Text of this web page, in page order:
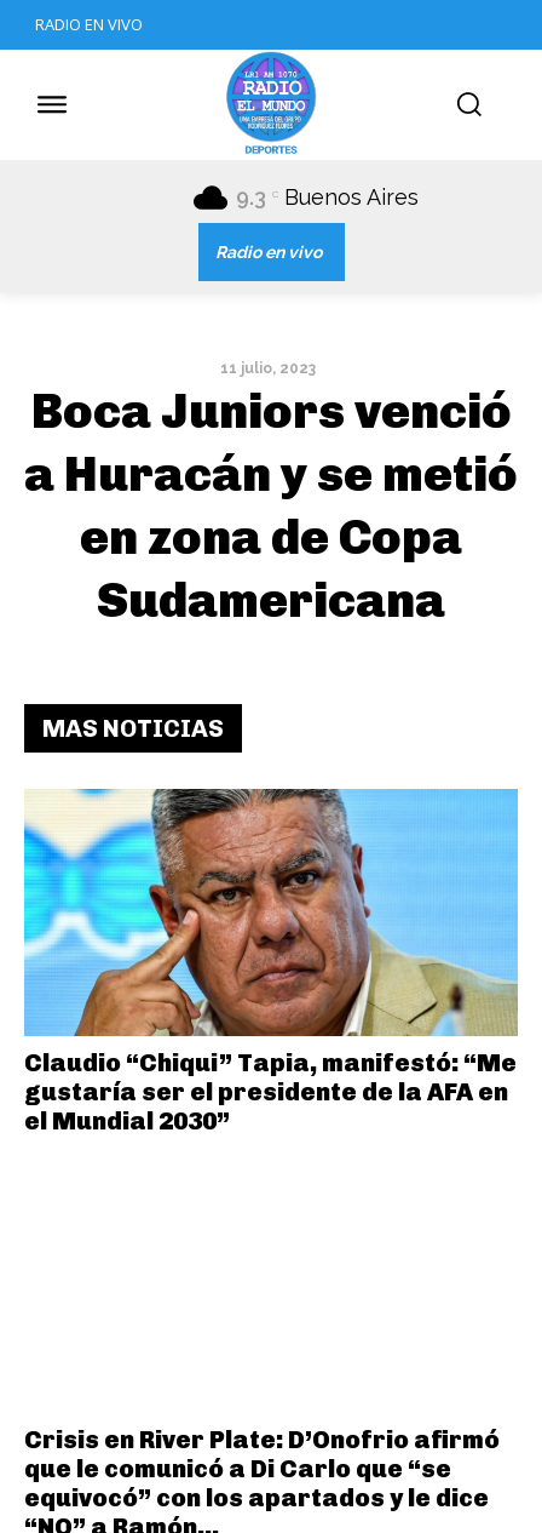
RADIO EN VIVO
9.3 C Buenos Aires
Radio en vivo
11 julio, 2023
Boca Juniors venció
a Huracán y se metió
en zona de Copa
Sudamericana
MAS NOTICIAS
Claudio “Chiqui” Tapia, manifestó: “Me
gustaría ser el presidente de la AFA en
el Mundial 2030”
Crisis en River Plate: D’Onofrio afirmó
que le comunicó a Di Carlo que “se
equivocó” con los apartados y le dice
“NO” a Ramón...